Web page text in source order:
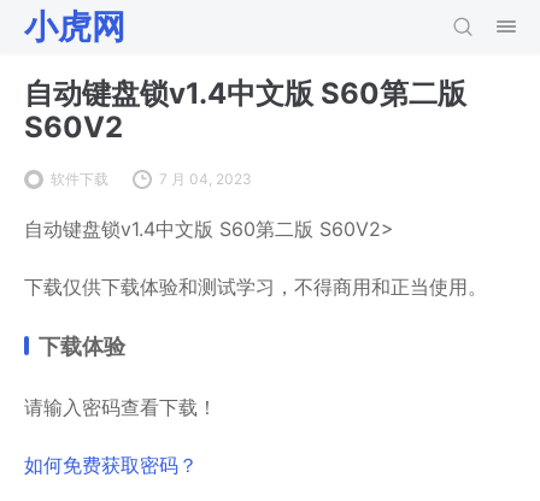
小虎网
自动键盘锁v1.4中文版 S60第二版
S60V2
软件下载 7 月 04, 2023
自动键盘锁v1.4中文版 S60第二版 S60V2>
下载仅供下载体验和测试学习，不得商用和正当使用。
下载体验
请输入密码查看下载！
如何免费获取密码？